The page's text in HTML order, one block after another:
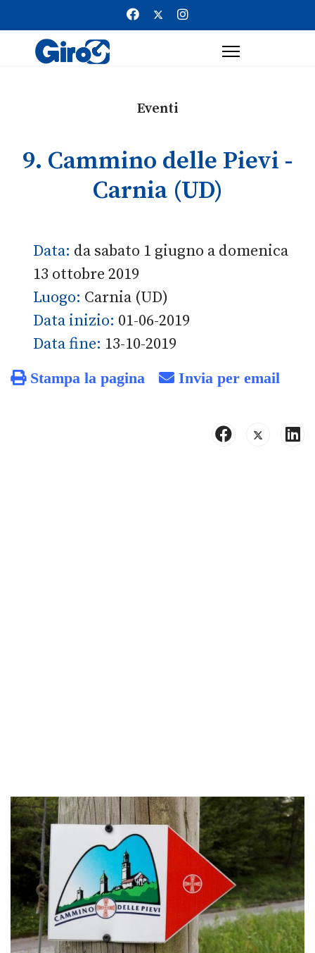
Eventi
9. Cammino delle Pievi -
Carnia (UD)
Data: da sabato 1 giugno a domenica
13 ottobre 2019
Luogo: Carnia (UD)
Data inizio: 01-06-2019
Data fine: 13-10-2019
Stampa la pagina Invia per email